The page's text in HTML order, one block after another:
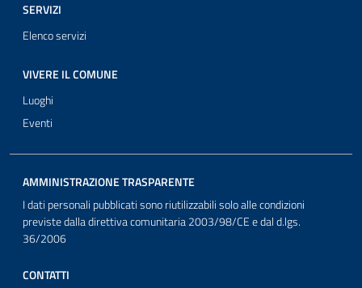
SERVIZI
Elenco servizi
VIVERE IL COMUNE
Luoghi
Eventi
AMMINISTRAZIONE TRASPARENTE
I dati personali pubblicati sono riutilizzabili solo alle condizioni
previste dalla direttiva comunitaria 2003/98/CE e dal d.lgs.
36/2006
CONTATTI